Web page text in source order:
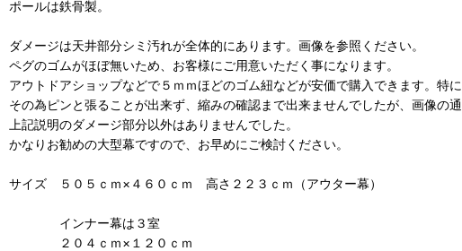
ポールは鉄骨製。
ダメージは天井部分シミ汚れが全体的にあります。画像を参照ください。
ペグのゴムがほぼ無いため、お客様にご用意いただく事になります。
アウトドアショップなどで５ｍｍほどのゴム紐などが安価で購入できます。特
その為ピンと張ることが出来ず、縮みの確認まで出来ませんでしたが、画像の
上記説明のダメージ部分以外はありませんでした。
かなりお勧めの大型幕ですので、お早めにご検討ください。
サイズ ５０５ｃｍ×４６０ｃｍ 高さ２２３ｃｍ（アウター幕）
インナー幕は３室
２０４ｃｍ×１２０ｃｍ